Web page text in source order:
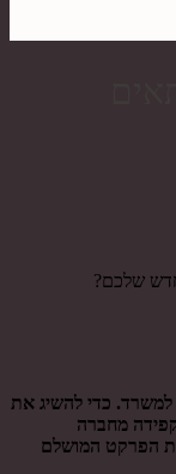
שלכם?
למשרד. כדי להשיג את
מחברה
הפרקט המושלם